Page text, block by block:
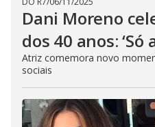
Dani Moreno
dos 40 anos: ‘Só
Atriz comemora novo
sociais